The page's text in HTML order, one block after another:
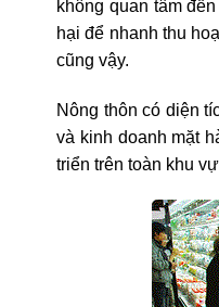
không quan tâm
hại để nhanh thu
cũng vậy.
Nông thôn có diện
và kinh doanh mặt
triển trên toàn khu